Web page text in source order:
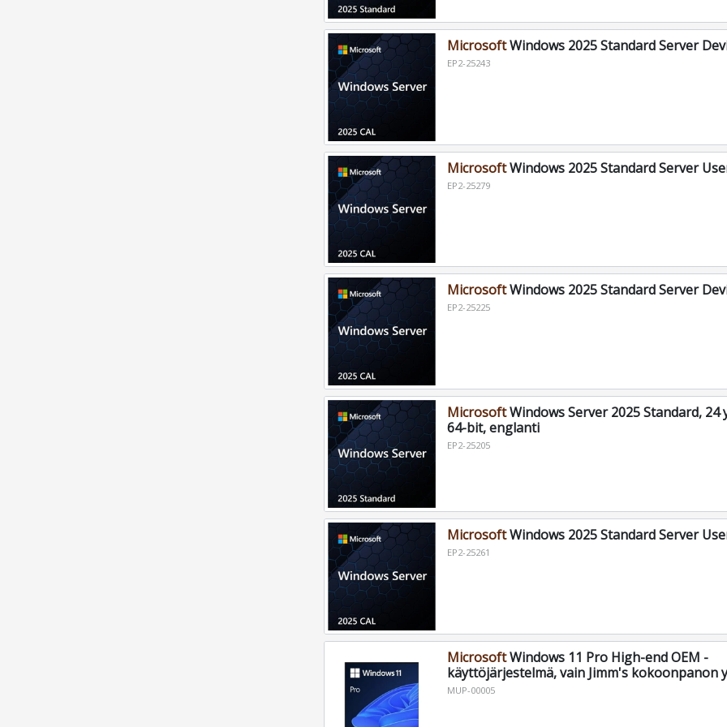
MicrosoftWindows 2025 Standard Server
EP2-25243
MicrosoftWindows 2025 Standard Server
EP2-25279
MicrosoftWindows 2025 Standard Server
EP2-25225
MicrosoftWindows Server 2025 Standard, 24
64-bit, englanti
EP2-25205
MicrosoftWindows 2025 Standard Server
EP2-25261
MicrosoftWindows 11 Pro High-end OEM -
käyttöjärjestelmä, vain Jimm's kokoonpanon
MUP-00005